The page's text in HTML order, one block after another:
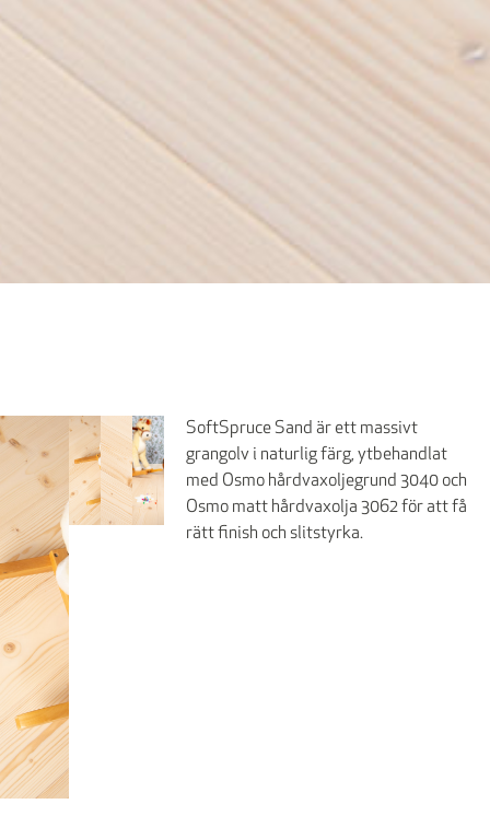
SoftSpruce Sand är ett massivt
grangolv i naturlig färg, ytbehandlat
med Osmo hårdvaxoljegrund 3040 och
Osmo matt hårdvaxolja 3062 för att få
rätt finish och slitstyrka.